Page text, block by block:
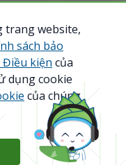
All Rights
trang website,
sách bảo
kiện của
dụng cookie
của chúng